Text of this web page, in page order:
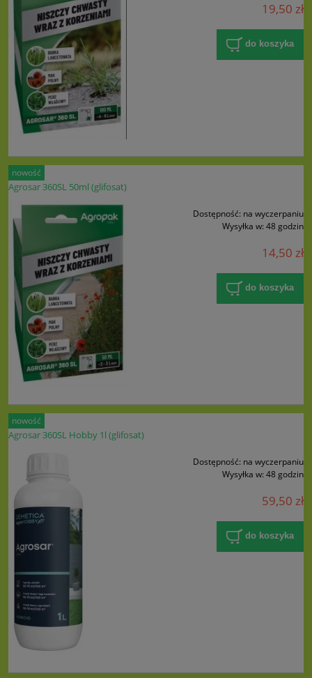
19,50 zł
do koszyka
Agrosar 360SL 50ml (glifosat)
Dostępność: na wyczerpaniu
Wysyłka w: 48 godzin
14,50 zł
do koszyka
nowość
Agrosar 360SL Hobby 1l (glifosat)
Dostępność: na wyczerpaniu
Wysyłka w: 48 godzin
59,50 zł
do koszyka
nowość